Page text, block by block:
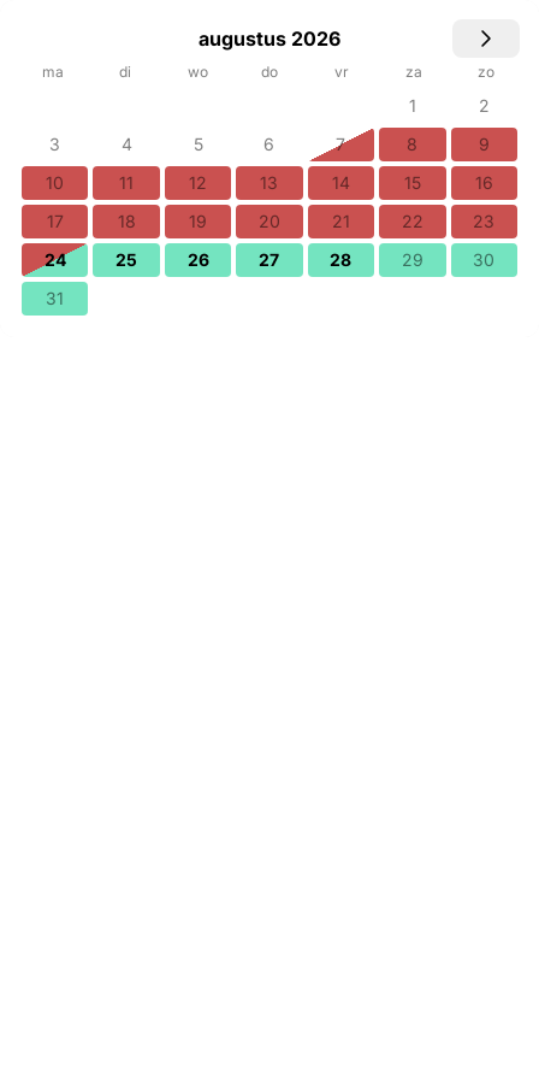
augustus 2026
ma di wo do vr za zo
1
2
3
4 5 6 7 8
9
10
11 12 13 14 15
16
17
18 19 20 21 22
23
24
25 26 27 28 29
30
31